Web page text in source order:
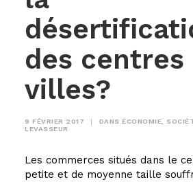
des centres
villes?
9 FÉVRIER 2017 | DANS ÉCONOMIE
LEVASSEUR
Les commerces situés dans le
petite et de moyenne taille